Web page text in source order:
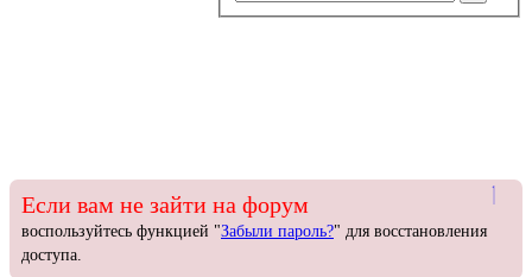
Если вам не зайти на форум
воспользуйтесь функцией "Забыли пароль?" для восстановления
доступа.